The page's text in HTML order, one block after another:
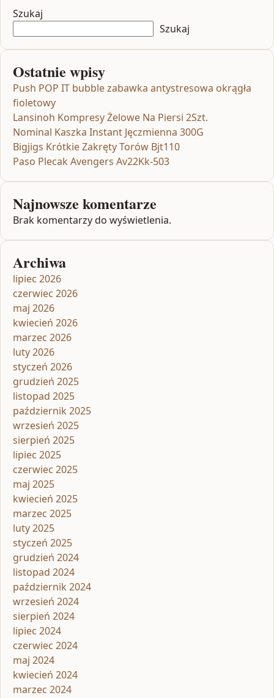
Szukaj
Szukaj
Ostatnie wpisy
Push POP IT bubble zabawka antystresowa okrągła
fioletowy
Lansinoh Kompresy Żelowe Na Piersi 2Szt.
Nominal Kaszka Instant Jęczmienna 300G
Bigjigs Krótkie Zakręty Torów Bjt110
Paso Plecak Avengers Av22Kk-503
Najnowsze komentarze
Brak komentarzy do wyświetlenia.
Archiwa
lipiec 2026
czerwiec 2026
maj 2026
kwiecień 2026
marzec 2026
luty 2026
styczeń 2026
grudzień 2025
listopad 2025
październik 2025
wrzesień 2025
sierpień 2025
lipiec 2025
czerwiec 2025
maj 2025
kwiecień 2025
marzec 2025
luty 2025
styczeń 2025
grudzień 2024
listopad 2024
październik 2024
wrzesień 2024
sierpień 2024
lipiec 2024
czerwiec 2024
maj 2024
kwiecień 2024
marzec 2024